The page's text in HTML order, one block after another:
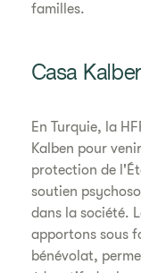
familles.
Casa
En Turquie, la
Kalben pour
protection de
soutien
dans la société.
apportons sous
bénévolat,